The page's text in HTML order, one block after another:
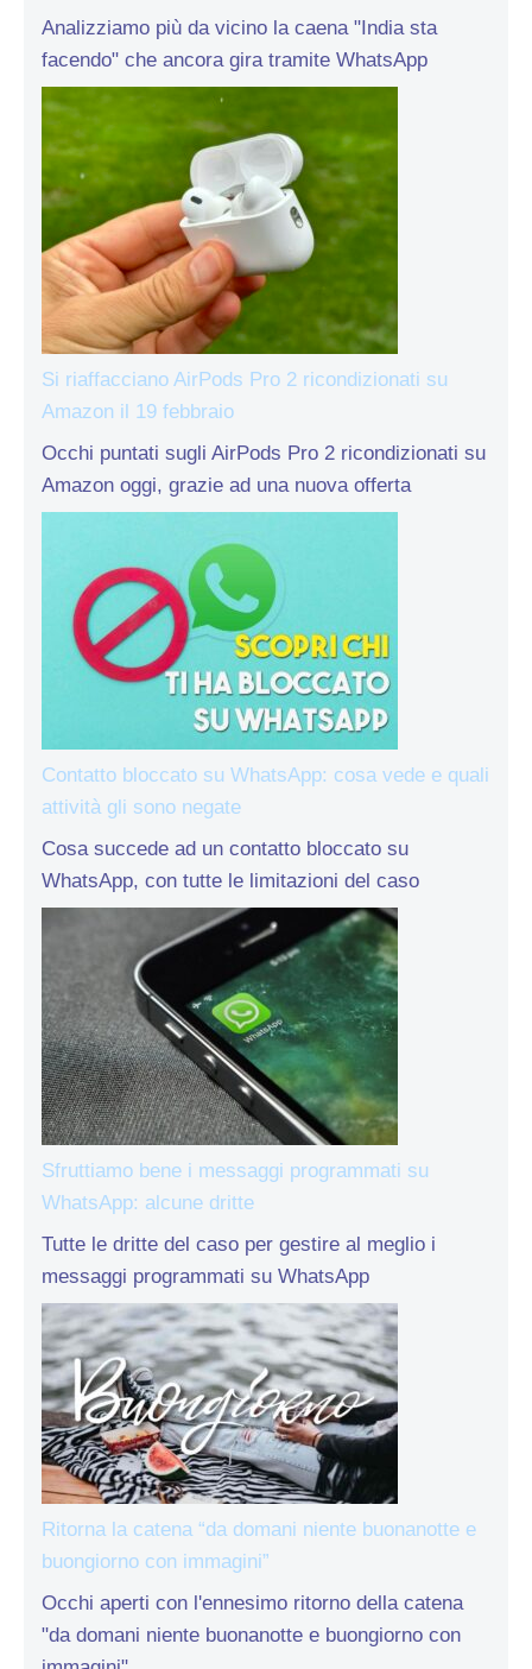
Analizziamo più da vicino la caena "India sta
facendo" che ancora gira tramite WhatsApp
Si riaffacciano AirPods Pro 2 ricondizionati su
Amazon il 19 febbraio
Occhi puntati sugli AirPods Pro 2 ricondizionati su
Amazon oggi, grazie ad una nuova offerta
Contatto bloccato su WhatsApp: cosa vede e quali
attività gli sono negate
Cosa succede ad un contatto bloccato su
WhatsApp, con tutte le limitazioni del caso
Sfruttiamo bene i messaggi programmati su
WhatsApp: alcune dritte
Tutte le dritte del caso per gestire al meglio i
messaggi programmati su WhatsApp
Ritorna la catena “da domani niente buonanotte e
buongiorno con immagini”
Occhi aperti con l'ennesimo ritorno della catena
"da domani niente buonanotte e buongiorno con